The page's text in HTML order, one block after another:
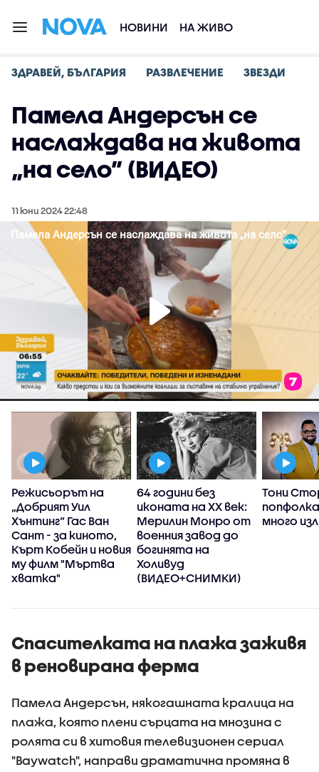
НОВИНИ НА ЖИВО
ЗДРАВЕЙ, БЪЛГАРИЯ РАЗВЛЕЧЕНИЕ ЗВЕЗДИ
Памела Андерсън се
наслаждава на живота
„на село” (ВИДЕО)
11 юни 2024 22:48
Режисьорът на
„Добрият Уил
Хънтинг“ Гас Ван
Сант - за киното,
Кърт Кобейн и новия
му филм "Мъртва
хватка"
64 години без
иконата на XX век:
Мерилин Монро от
военния завод до
богинята на
Холивуд
(ВИДЕО+СНИМКИ)
Тони
много
Спасителката на плажа заживя
в реновирана ферма
Памела Андерсън, някогашната кралица на
плажа, която плени сърцата на мнозина с
ролята си в хитовия телевизионен сериал
"Baywatch", направи драматична промяна в